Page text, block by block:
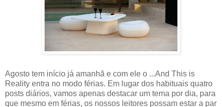
Agosto tem início já amanhã e com ele o ...And This is
Reality entra no modo férias. Em lugar dos habituais quatro
posts diários, vamos apenas destacar um tema por dia, para
que mesmo em férias, os nossos leitores possam estar a par